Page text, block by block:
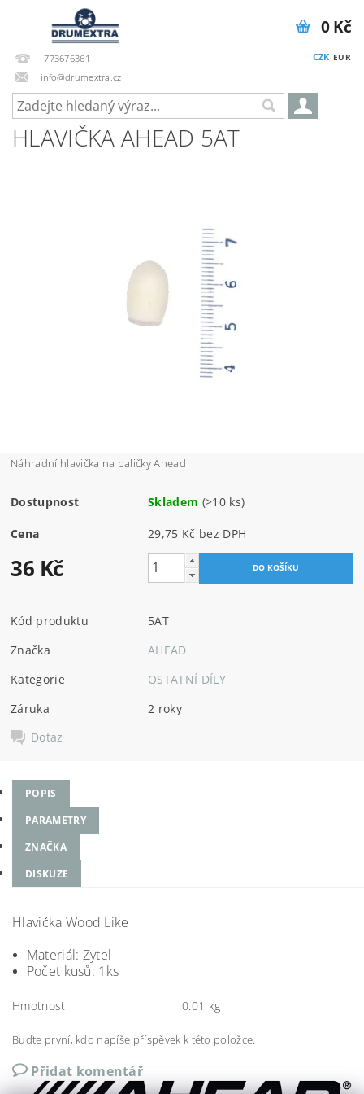
773676361
info@drumextra.cz
CZK EUR
0 Kč
HLAVIČKA AHEAD 5AT
Náhradní hlavička na paličky Ahead
Dostupnost Skladem (>10 ks)
Cena 29,75 Kč bez DPH
36 Kč
Kód produktu
5AT
Značka
AHEAD
Kategorie
OSTATNÍ DÍLY
Záruka
2 roky
Dotaz
POPIS
PARAMETRY
ZNAČKA
DISKUZE
Hlavička Wood Like
Materiál: Zytel
Počet kusů: 1ks
Hmotnost 0.01 kg
Buďte první, kdo napíše příspěvek k této položce.
Přidat komentář